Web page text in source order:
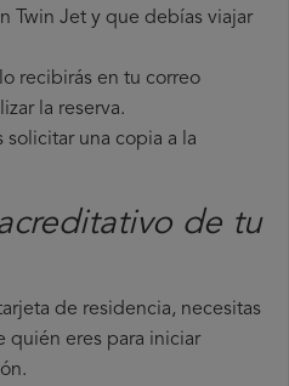
Twin Jet y que debías viajar
recibirás en tu correo
la reserva.
solicitar una copia a la
de tu
de residencia, necesitas
quién eres para iniciar